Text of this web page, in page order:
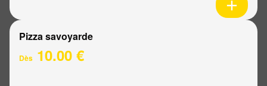
Pizza savoyarde
Dès 10.00 €